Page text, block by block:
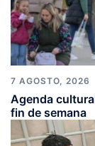
7 AGOSTO, 2026
Agenda
fin de semana